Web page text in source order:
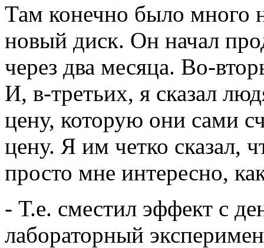
Там конечно было много
новый диск. Он начал
через два месяца. Во-
И, в-третьих, я сказал
цену, которую они сами
цену. Я им четко сказал,
просто мне интересно,
- Т.е. сместил эффект с
лабораторный